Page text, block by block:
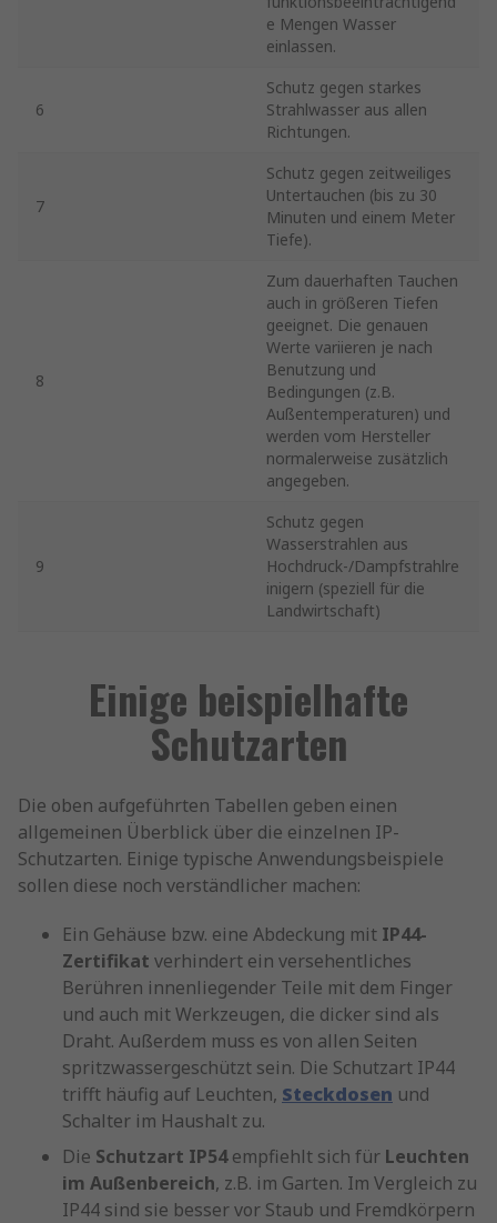
e Mengen Wasser
einlassen.
6
Schutz gegen starkes
Strahlwasser aus allen
Richtungen.
7
Schutz gegen zeitweiliges
Untertauchen (bis zu 30
Minuten und einem Meter
Tiefe).
8
Zum dauerhaften Tauchen
auch in größeren Tiefen
geeignet. Die genauen
Werte variieren je nach
Benutzung und
Bedingungen (z.B.
Außentemperaturen) und
werden vom Hersteller
normalerweise zusätzlich
angegeben.
9
Schutz gegen
Wasserstrahlen aus
Hochdruck-/Dampfstrahlre
inigern (speziell für die
Landwirtschaft)
Einige beispielhafte
Schutzarten
Die oben aufgeführten Tabellen geben einen
allgemeinen Überblick über die einzelnen IP-
Schutzarten. Einige typische Anwendungsbeispiele
sollen diese noch verständlicher machen:
Ein Gehäuse bzw. eine Abdeckung mit IP44-
Zertifikat verhindert ein versehentliches
Berühren innenliegender Teile mit dem Finger
und auch mit Werkzeugen, die dicker sind als
Draht. Außerdem muss es von allen Seiten
spritzwassergeschützt sein. Die Schutzart IP44
trifft häufig auf Leuchten, Steckdosen und
Schalter im Haushalt zu.
Die Schutzart IP54empfiehlt sich für Leuchten
im Außenbereich, z.B. im Garten. Im Vergleich zu
IP44 sind sie besser vor Staub und Fremdkörpern